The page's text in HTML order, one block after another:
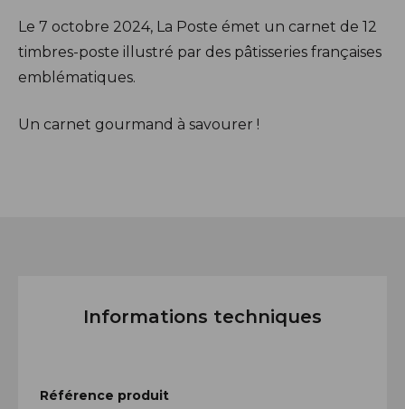
Le 7 octobre 2024, La Poste émet un carnet de 12
timbres-poste illustré par des pâtisseries françaises
emblématiques.
Un carnet gourmand à savourer !
Informations techniques
Référence produit